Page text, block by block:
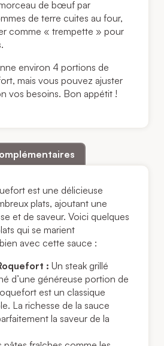
de bœuf par
de terre cuites au four,
comme « trempette » pour
environ 4 portions de
mais vous pouvez ajuster
vos besoins. Bon appétit !
est une délicieuse
plats, ajoutant une
et de saveur. Voici quelques
qui se marient
avec cette sauce :
: Un steak grillé
d’une généreuse portion de
est un classique
La richesse de la sauce
la saveur de la